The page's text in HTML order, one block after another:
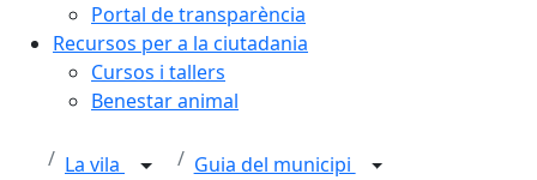
Portal de transparència
Recursos per a la ciutadania
Cursos i tallers
Benestar animal
La vila
Guia del municipi